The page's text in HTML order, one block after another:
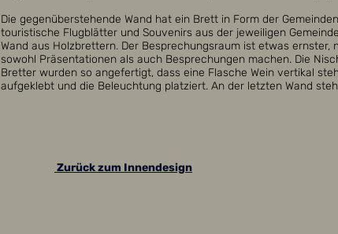
Die gegenüberstehende Wand hat ein Brett in Form der
touristische Flugblätter und Souvenirs aus der jeweiligen
Wand aus Holzbrettern. Der Besprechungsraum ist etwas
sowohl Präsentationen als auch Besprechungen machen. Die
Bretter wurden so angefertigt, dass eine Flasche Wein vertikal
aufgeklebt und die Beleuchtung platziert. An der letzten Wand
Zurück zum Innendesign